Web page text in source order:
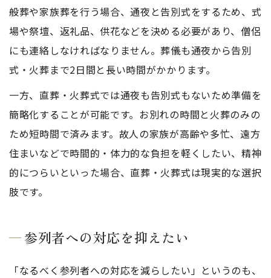
般葬や家族葬を行う場合、通夜と告別式をするため、式
場や祭壇、返礼品、供花などを決める必要があり、僧侶
にも連絡しなければなりません。葬儀も通夜から告別
式・火葬まで2日間と長い時間がかかります。
一方、直葬・火葬式では通夜も告別式もないため準備を
簡略化することが可能です。お別れの時間と火葬のみの
ため短時間で済みます。故人の家族が高齢や多忙、遠方
住まいなどで時間的・体力的な負担を軽くしたい、精神
的につらいといった場合、直葬・火葬式は現実的な選択
肢です。
参列者への対応を抑えたい
「なるべく参列者への対応を減らしたい」というのも、